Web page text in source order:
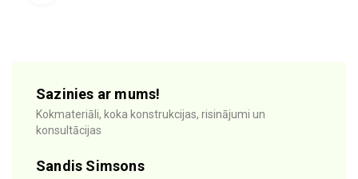
Sazinies ar mums!
Kokmateriāli, koka konstrukcijas, risinājumi un
konsultācijas
Sandis Simsons